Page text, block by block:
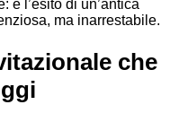
è l’esito di un’antica
ma inarrestabile.
che